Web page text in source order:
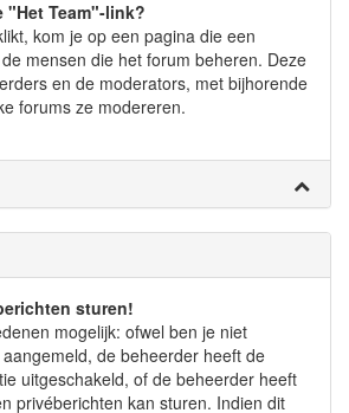
"Het Team"-link?
kom je op een pagina die een
mensen die het forum beheren. Deze
en de moderators, met bijhorende
forums ze modereren.
sturen!
mogelijk: ofwel ben je niet
de beheerder heeft de
uitgeschakeld, of de beheerder heeft
privéberichten kan sturen. Indien dit